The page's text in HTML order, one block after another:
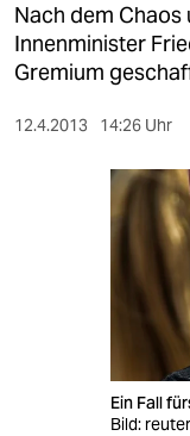
sport
Nach dem Chaos
Innenminister
Gremium
12.4.2013 14:26 Uhr
Ein Fall
Bild: